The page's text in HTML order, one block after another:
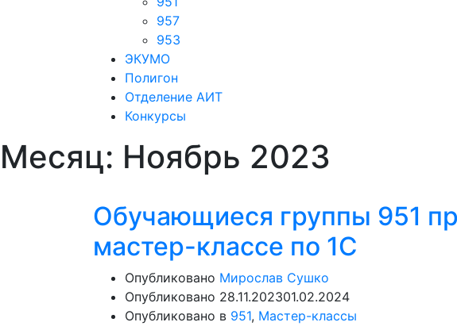
957
953
ЭКУМО
Полигон
Отделение АИТ
Конкурсы
Месяц: Ноябрь 2023
Обучающиеся группы 951
мастер-классе по 1C
Опубликовано Мирослав Сушко
Опубликовано 28.11.202301.02.2024
Опубликовано в 951, Мастер-классы